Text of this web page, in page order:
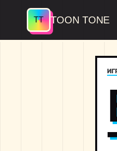
TOON TONE